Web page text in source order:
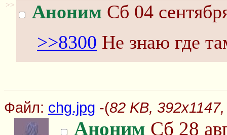
>> Аноним Сб 04
>>8300 Не знаю где
Файл: chg.jpg -(82 KB,
Аноним Сб 28